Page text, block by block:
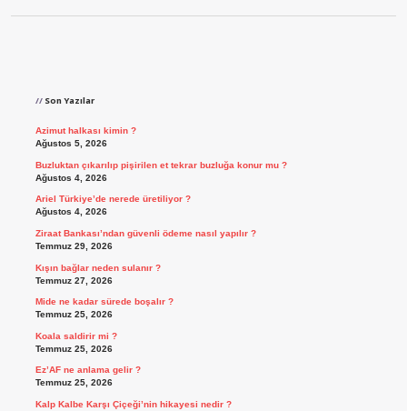
Son Yazılar
Azimut halkası kimin ?
Ağustos 5, 2026
Buzluktan çıkarılıp pişirilen et tekrar buzluğa konur mu ?
Ağustos 4, 2026
Ariel Türkiye’de nerede üretiliyor ?
Ağustos 4, 2026
Ziraat Bankası’ndan güvenli ödeme nasıl yapılır ?
Temmuz 29, 2026
Kışın bağlar neden sulanır ?
Temmuz 27, 2026
Mide ne kadar sürede boşalır ?
Temmuz 25, 2026
Koala saldirir mi ?
Temmuz 25, 2026
Ez’AF ne anlama gelir ?
Temmuz 25, 2026
Kalp Kalbe Karşı Çiçeği’nin hikayesi nedir ?